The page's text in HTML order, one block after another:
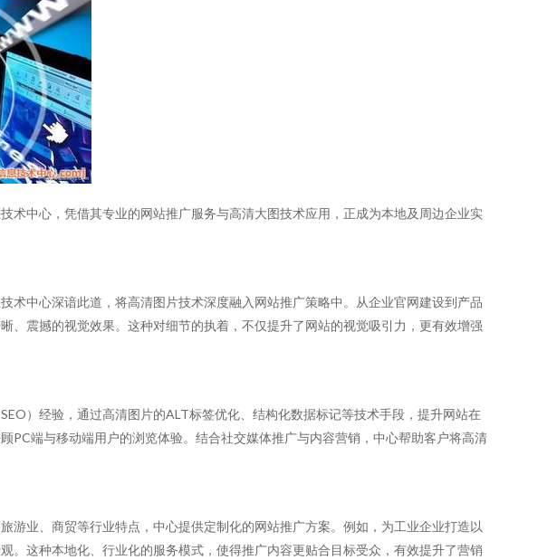
中心，凭借其专业的网站推广服务与高清大图技术应用，正成为本地及周边企业实
中心深谙此道，将高清图片技术深度融入网站推广策略中。从企业官网建设到产品
震撼的视觉效果。这种对细节的执着，不仅提升了网站的视觉吸引力，更有效增强
）经验，通过高清图片的ALT标签优化、结构化数据标记等技术手段，提升网站在
端与移动端用户的浏览体验。结合社交媒体推广与内容营销，中心帮助客户将高清
业、商贸等行业特点，中心提供定制化的网站推广方案。例如，为工业企业打造以
这种本地化、行业化的服务模式，使得推广内容更贴合目标受众，有效提升了营销